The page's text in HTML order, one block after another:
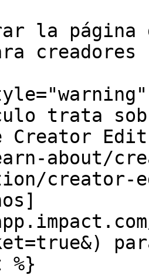
la
creadores
trata
Creator
about/
creator-
%}